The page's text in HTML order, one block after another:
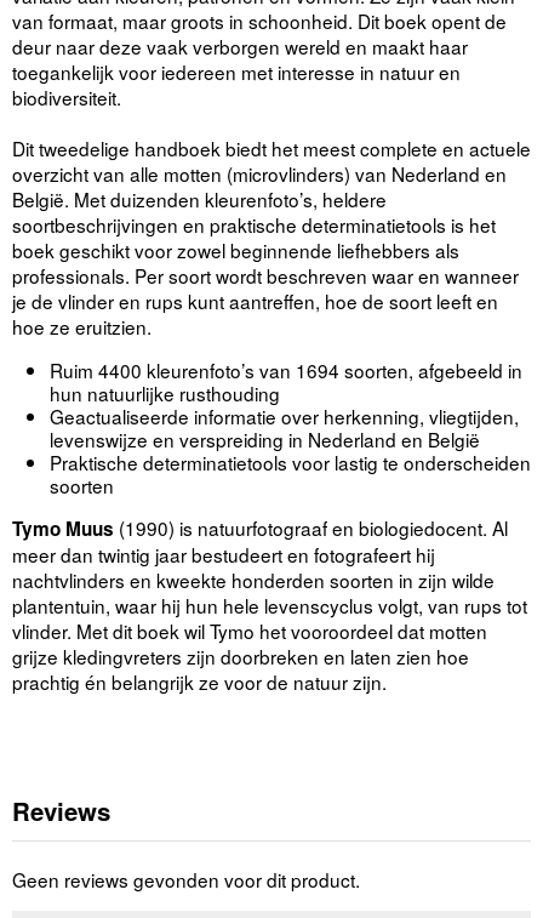
van formaat, maar groots in schoonheid. Dit boek opent de
deur naar deze vaak verborgen wereld en maakt haar
toegankelijk voor iedereen met interesse in natuur en
biodiversiteit.
Dit tweedelige handboek biedt het meest complete en actuele
overzicht van alle motten (microvlinders) van Nederland en
België. Met duizenden kleurenfoto’s, heldere
soortbeschrijvingen en praktische determinatietools is het
boek geschikt voor zowel beginnende liefhebbers als
professionals. Per soort wordt beschreven waar en wanneer
je de vlinder en rups kunt aantreffen, hoe de soort leeft en
hoe ze eruitzien.
Ruim 4400 kleurenfoto’s van 1694 soorten, afgebeeld in
hun natuurlijke rusthouding
Geactualiseerde informatie over herkenning, vliegtijden,
levenswijze en verspreiding in Nederland en België
Praktische determinatietools voor lastig te onderscheiden
soorten
Tymo Muus (1990) is natuurfotograaf en biologiedocent. Al
meer dan twintig jaar bestudeert en fotografeert hij
nachtvlinders en kweekte honderden soorten in zijn wilde
plantentuin, waar hij hun hele levenscyclus volgt, van rups tot
vlinder. Met dit boek wil Tymo het vooroordeel dat motten
grijze kledingvreters zijn doorbreken en laten zien hoe
prachtig én belangrijk ze voor de natuur zijn.
Reviews
Geen reviews gevonden voor dit product.